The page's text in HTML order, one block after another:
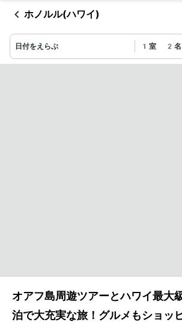
ホノルル(ハワイ)
日付をえらぶ 1室 2名
オアフ島周遊ツアーとハワイ最大
泊で大充実な旅！グルメもショッ